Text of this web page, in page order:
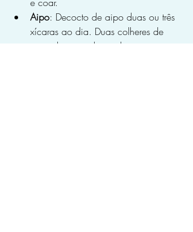
Aipo: Decocto de aipo duas ou três
xícaras ao dia. Duas colheres de
sopa do vegetal picado para meio